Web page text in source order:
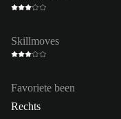
Skillmoves
Favoriete been
Rechts